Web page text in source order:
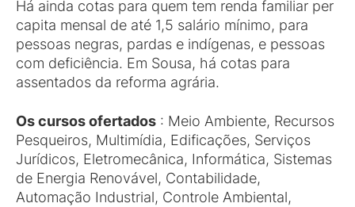
Há ainda cotas para quem tem renda familiar per
capita mensal de até 1,5 salário mínimo, para
pessoas negras, pardas e indígenas, e pessoas
com deficiência. Em Sousa, há cotas para
assentados da reforma agrária.
Os cursos ofertados : Meio Ambiente, Recursos
Pesqueiros, Multimídia, Edificações, Serviços
Jurídicos, Eletromecânica, Informática, Sistemas
de Energia Renovável, Contabilidade,
Automação Industrial, Controle Ambiental,